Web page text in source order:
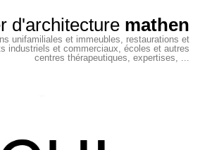
d'architecture mathen
unifamiliales et immeubles, restaurations et
industriels et commerciaux, écoles et autres
centres thérapeutiques, expertises, ...